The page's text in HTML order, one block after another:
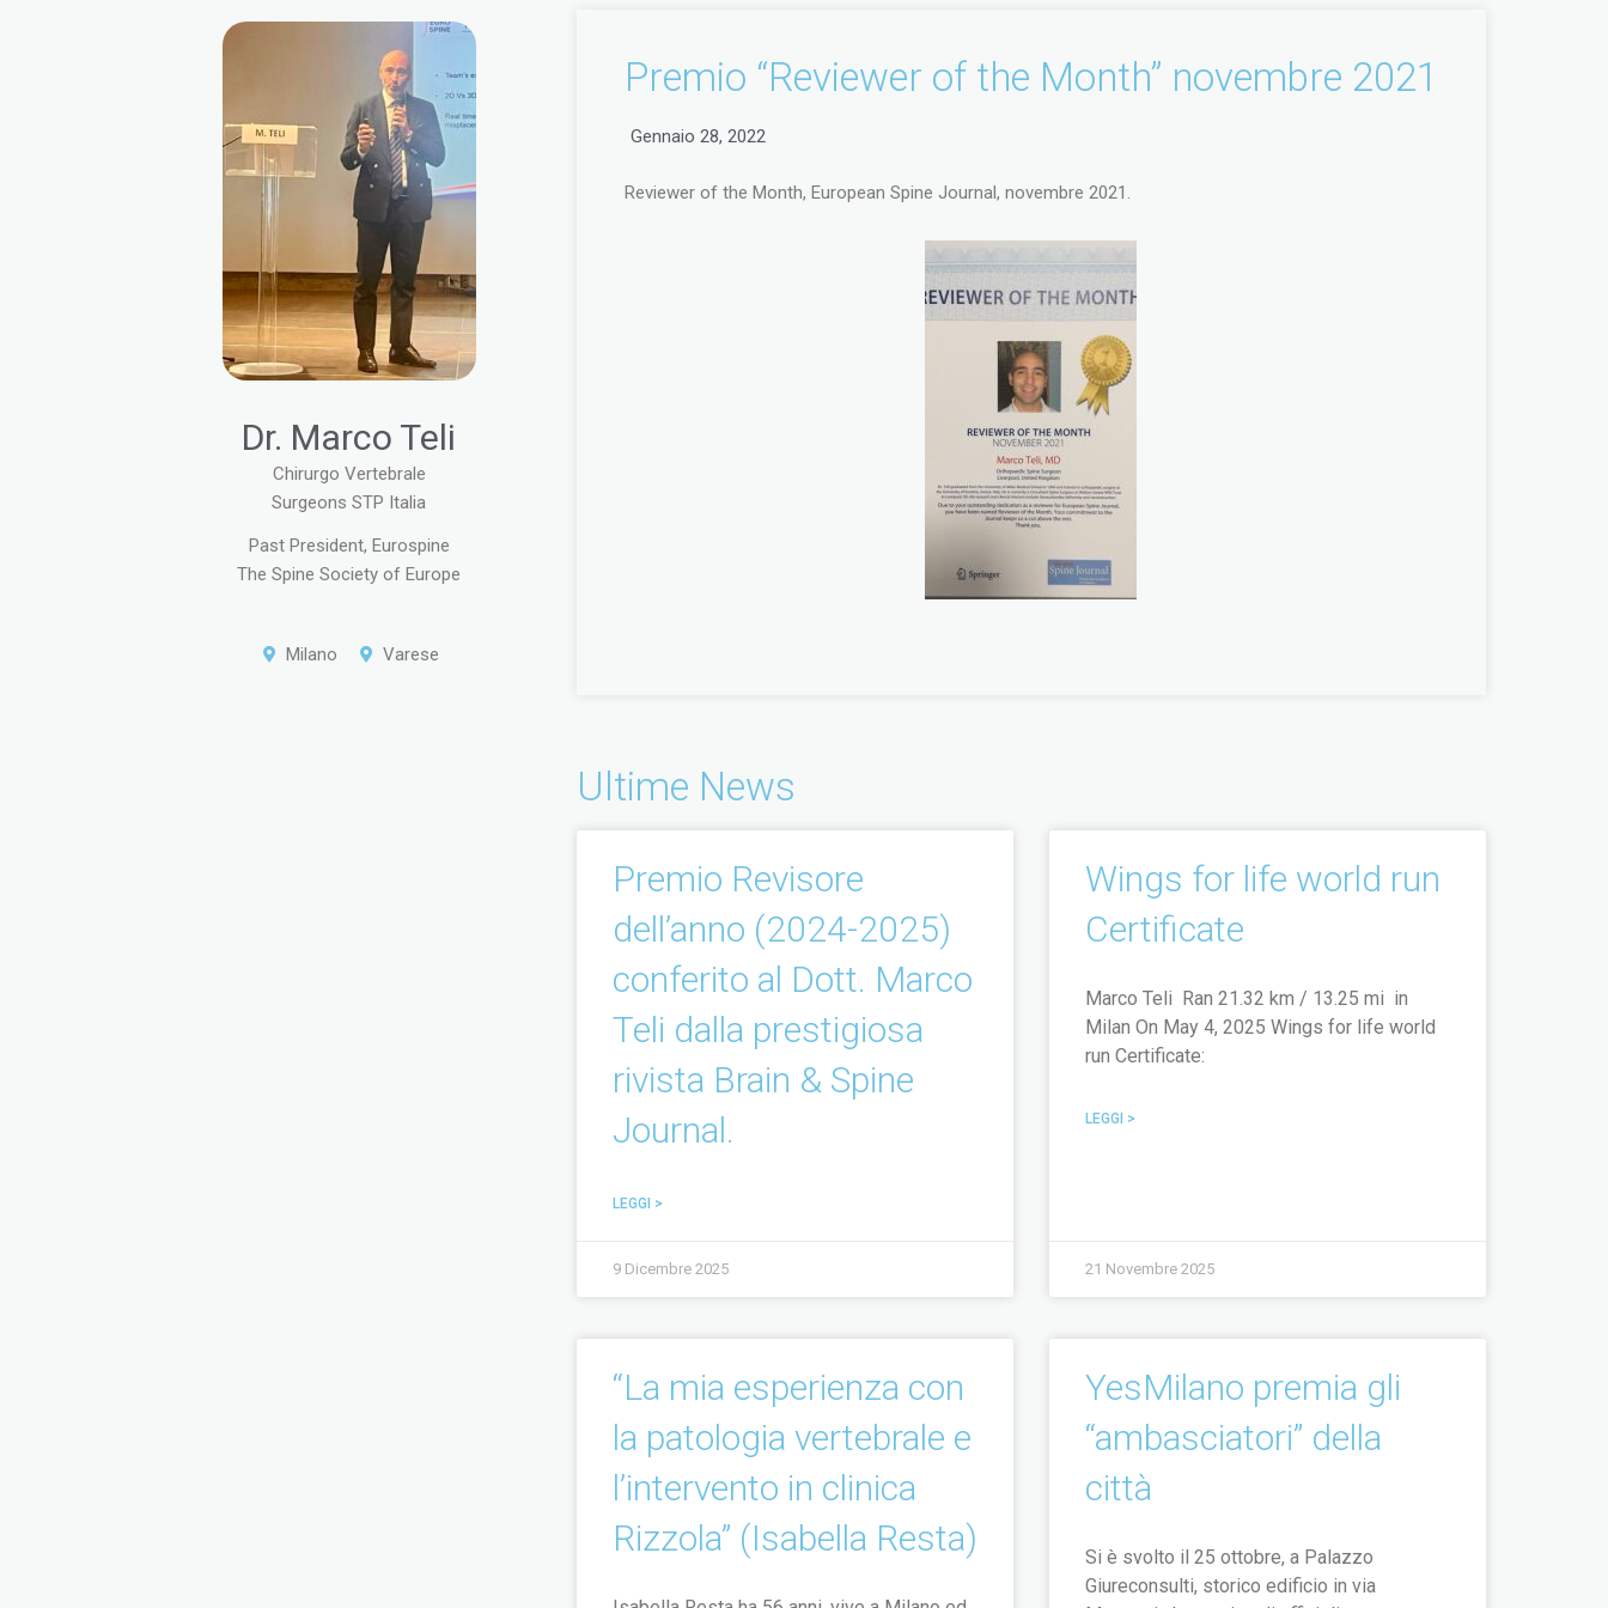
Dr. Marco Teli
Chirurgo Vertebrale
Surgeons STP Italia
Past President, Eurospine
The Spine Society of Europe
Milano Varese
Premio “Reviewer of the Month” novembre 2021
Gennaio 28, 2022
Reviewer of the Month, European Spine Journal, novembre 2021.
Ultime News
Premio Revisore
dell’anno (2024-2025)
conferito al Dott. Marco
Teli dalla prestigiosa
rivista Brain & Spine
Journal.
LEGGI >
9 Dicembre 2025
Wings for life world run
Certificate
Marco Teli Ran 21.32 km / 13.25 mi in
Milan On May 4, 2025 Wings for life world
run Certificate:
LEGGI >
21 Novembre 2025
“La mia esperienza con
la patologia vertebrale e
l’intervento in clinica
Rizzola” (Isabella Resta)
YesMilano premia gli
“ambasciatori” della
città
Si è svolto il 25 ottobre, a Palazzo
Giureconsulti, storico edificio in via